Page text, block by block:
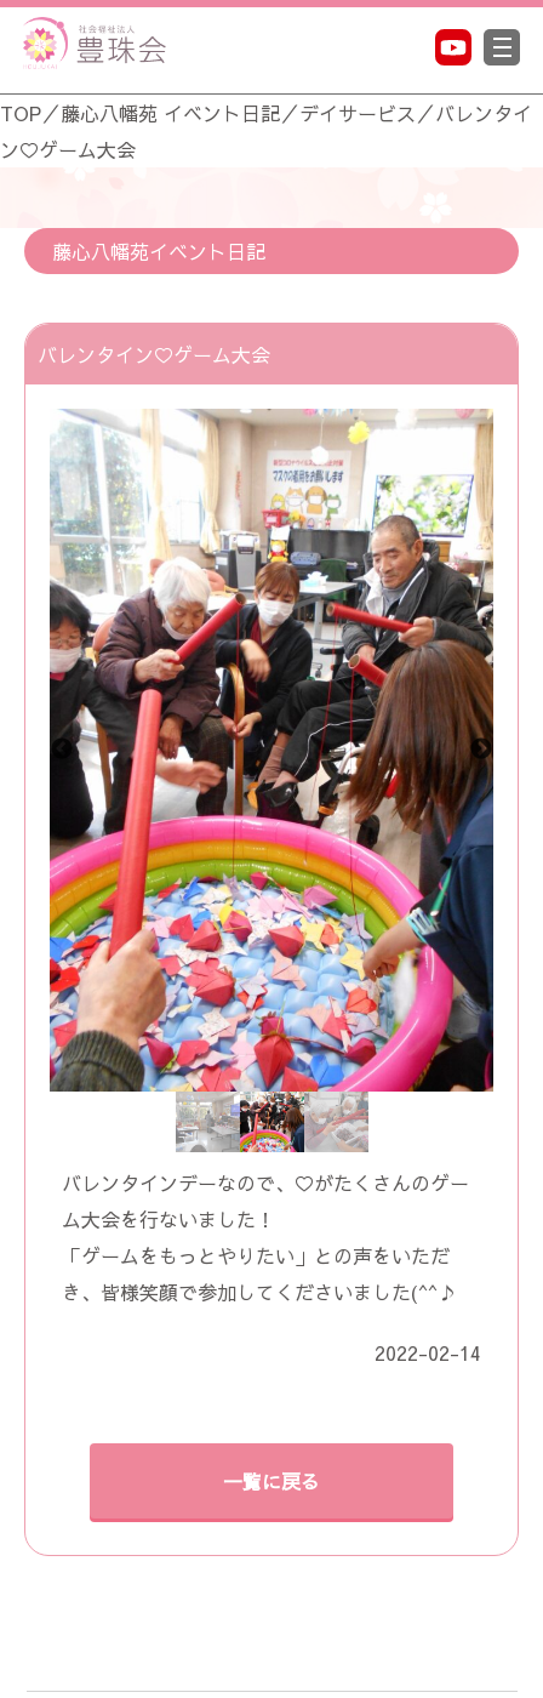
TOP／藤心八幡苑 イベント日記／デイサービス ／バレンタイ
ン♡ゲーム大会
藤心八幡苑イベント日記
バレンタイン♡ゲーム大会
バレンタインデーなので、♡がたくさんのゲー
ム大会を行ないました！
「ゲームをもっとやりたい」との声をいただ
き、皆様笑顔で参加してくださいました(^^♪
2022-02-14
一覧に戻る